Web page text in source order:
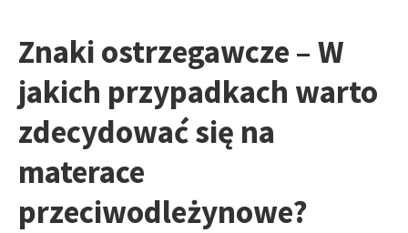
Znaki ostrzegawcze – W
jakich przypadkach warto
zdecydować się na
materace
przeciwodleżynowe?